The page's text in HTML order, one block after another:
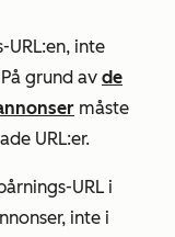
URL:en, inte
grund av de
måste
URL:er.
URL i
inte i